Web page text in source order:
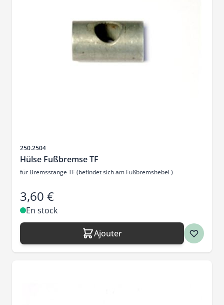
SKU
250.2504
Hülse Fußbremse TF
für Bremsstange TF (befindet sich am Fußbremshebel )
3,60 €
En stock
Ajouter